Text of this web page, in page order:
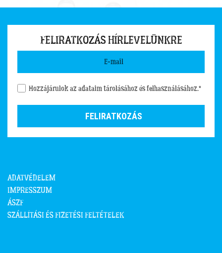
FELIRATKOZÁS HÍRLEVELÜNKRE
Hozzájárulok az adataim tárolásához és felhasználásához.*
ADATVÉDELEM
IMPRESSZUM
ÁSZF
SZÁLLÍTÁSI ÉS FIZETÉSI FELTÉTELEK